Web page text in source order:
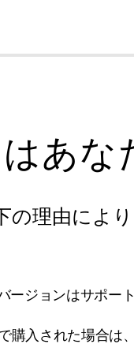
あ
の理由によ
ージョンはサポー
購入された場合は